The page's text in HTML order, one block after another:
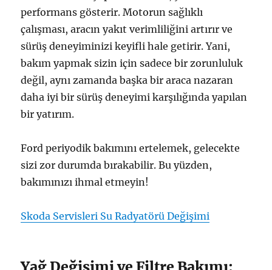
performans gösterir. Motorun sağlıklı
çalışması, aracın yakıt verimliliğini artırır ve
sürüş deneyiminizi keyifli hale getirir. Yani,
bakım yapmak sizin için sadece bir zorunluluk
değil, aynı zamanda başka bir araca nazaran
daha iyi bir sürüş deneyimi karşılığında yapılan
bir yatırım.
Ford periyodik bakımını ertelemek, gelecekte
sizi zor durumda bırakabilir. Bu yüzden,
bakımınızı ihmal etmeyin!
Skoda Servisleri Su Radyatörü Değişimi
Yağ Değişimi ve Filtre Bakımı: